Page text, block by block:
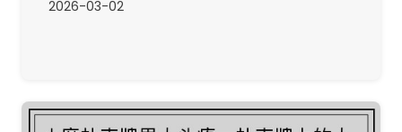
2026-03-02